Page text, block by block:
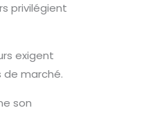
privilégient
exigent
marché.
son